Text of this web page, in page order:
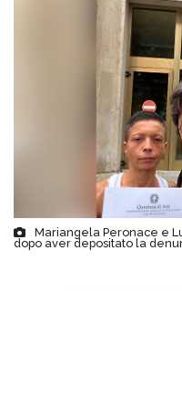
Mariangela Peronace e
dopo aver depositato la